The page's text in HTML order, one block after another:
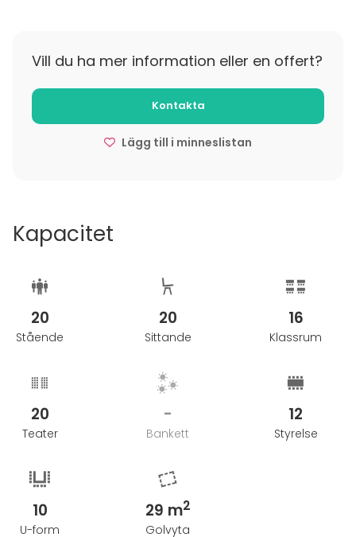
Vill du ha mer information eller en offert?
Kontakta
Lägg till i minneslistan
Kapacitet
20
Stående
20
Sittande
16
Klassrum
20
Teater
-
Bankett
12
Styrelse
10
U-form
29 m2
Golvyta